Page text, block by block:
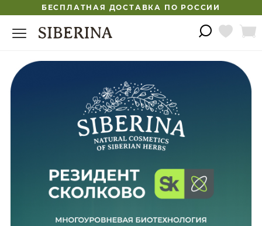
БЕСПЛАТНАЯ ДОСТАВКА ПО РОССИИ